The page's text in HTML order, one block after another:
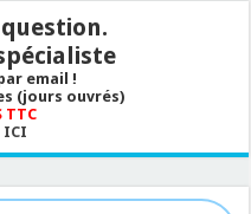
email !
(jours ouvrés)
TTC
ICI